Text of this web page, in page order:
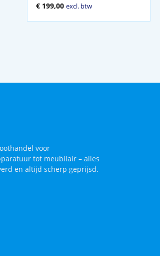
Oorspronkelijke
was:
€ 199,00Huidige
is:
excl. btw
voor
tot meubilair – alles
en altijd scherp geprijsd.